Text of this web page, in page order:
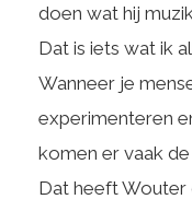
doen wat hij
Dat is iets wat ik
Wanneer je
experimenteren
komen er vaak
Dat heeft